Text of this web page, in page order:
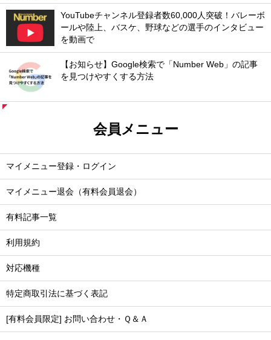
YouTubeチャンネル登録者数60,000人突破！バレーボ
ールや陸上、バスケ、野球などの選手のインタビュー
を動画で
【お知らせ】Google検索で「Number Web」の記事
を見つけやすくする方法
会員メニュー
マイメニュー登録・ログイン
マイメニュー退会（有料会員退会）
有料記事一覧
利用規約
対応機種
特定商取引法に基づく表記
[有料会員限定] お問い合わせ・Ｑ＆Ａ